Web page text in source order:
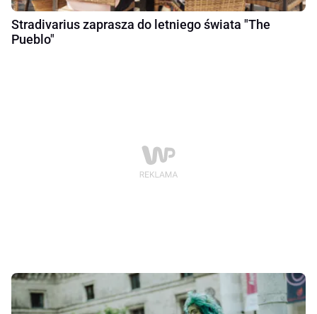
Stradivarius zaprasza do letniego świata "The
Pueblo"